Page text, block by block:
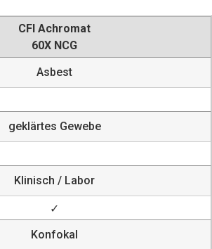
CFI Achromat
60X NCG
Asbest
geklärtes Gewebe
Klinisch / Labor
✓
Konfokal